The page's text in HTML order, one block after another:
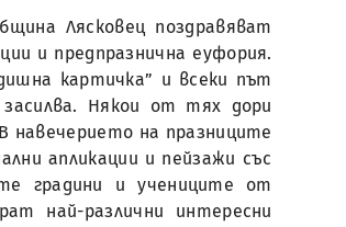
Лясковец поздравяват
и предпразнична еуфория.
картичка” и всеки път
Някои от тях дори
навечерието на празниците
апликации и пейзажи със
градини и учениците от
най-различни интересни